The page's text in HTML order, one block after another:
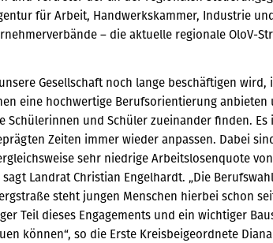
für Arbeit, Handwerkskammer, Industrie
– die aktuelle regionale OloV-
Gesellschaft noch lange beschäftigen wird,
eine hochwertige Berufsorientierung
Schülerinnen und Schüler zueinander finden.
Zeiten immer wieder anpassen. Dabei
sehr niedrige Arbeitslosenquote
Landrat Christian Engelhardt. „Die
steht jungen Menschen hierbei schon
Teil dieses Engagements und ein wichtiger
können“, so die Erste Kreisbeigeordnete